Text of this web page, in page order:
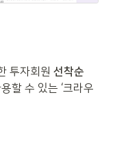
투자회원 선착순
할 수 있는 ‘크라우